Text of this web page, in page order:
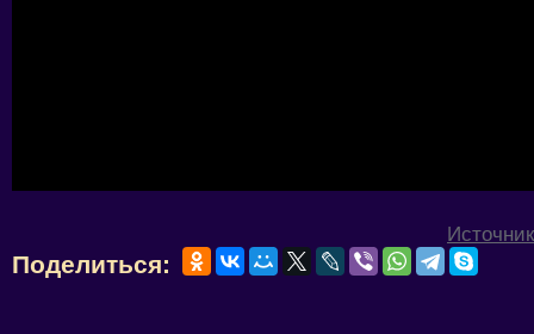
Источник
Поделиться: